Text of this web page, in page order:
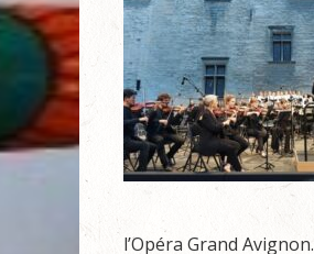
l’Opéra Grand Avignon.